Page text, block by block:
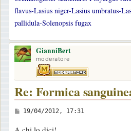
flavus-Lasius niger-Lasius umbratus-
pallidula-Solenopsis fugax
GianniBert
moderatore
Re: Formica
M
19/04/2012, 17:31